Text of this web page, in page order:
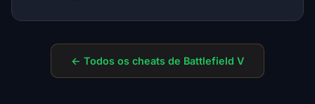
← Todos os cheats de Battlefield V